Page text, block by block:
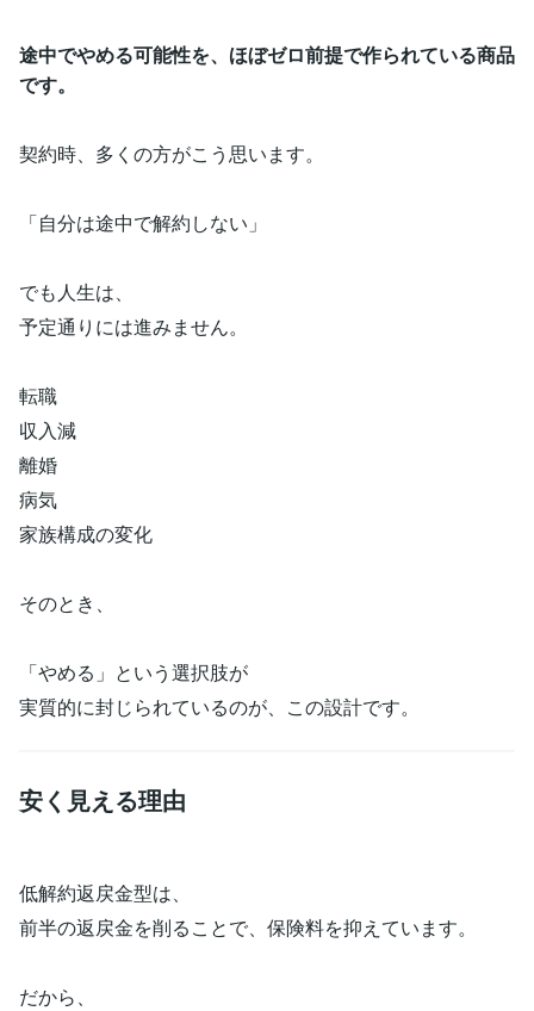
途中でやめる可能性を、ほぼゼロ前提で作られている商品
です。
契約時、多くの方がこう思います。
「自分は途中で解約しない」
でも人生は、
予定通りには進みません。
転職
収入減
離婚
病気
家族構成の変化
そのとき、
「やめる」という選択肢が
実質的に封じられているのが、この設計です。
安く見える理由
低解約返戻金型は、
前半の返戻金を削ることで、保険料を抑えています。
だから、